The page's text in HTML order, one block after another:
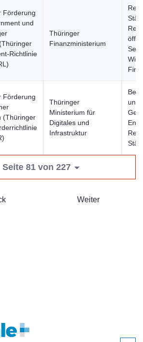
Förderung
und
Richtlinie
Thüringer
Finanzministerium
Förderung
(Thüringer
Thüringer
Ministerium für
Digitales und
Infrastruktur
und
Seite 81 von 227
Weiter